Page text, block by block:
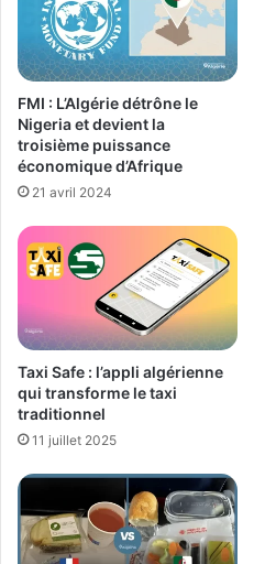
FMI : L’Algérie détrône le
Nigeria et devient la
troisième puissance
économique d’Afrique
21 avril 2024
Taxi Safe : l’appli algérienne
qui transforme le taxi
traditionnel
11 juillet 2025